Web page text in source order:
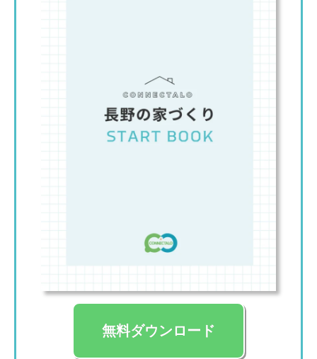
無料ダウンロード